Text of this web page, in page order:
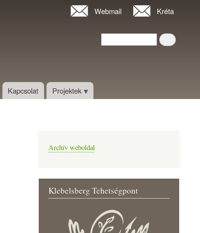
Webmail Kréta
Keresés
Kapcsolat Projektek
Archív weboldal
Klebelsberg Tehetségpont